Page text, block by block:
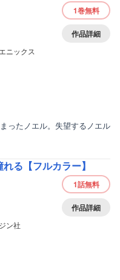
ニックス
1巻無料
作品詳細
ったノエル。失望するノエル
る【フルカラー】
ン社
1話無料
作品詳細